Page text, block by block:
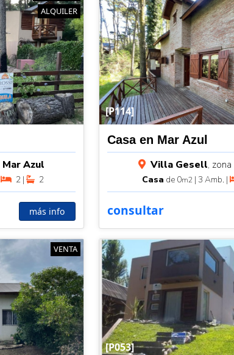
ALQUILER
Mar Azul
2 | 2
más info
[P114]
Casa en Mar Azul
Villa Gesell, zona
Casa de 0m2 | 3 Amb. |
consultar
VENTA
[P053]